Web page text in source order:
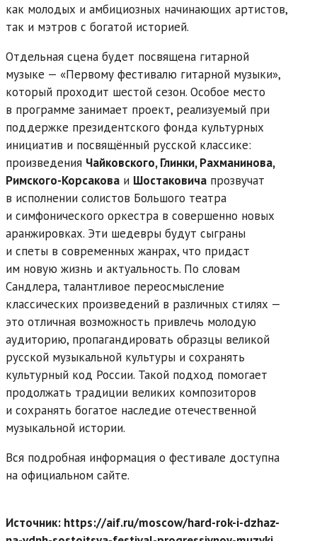
как молодых и амбициозных начинающих артистов,
так и мэтров с богатой историей.
Отдельная сцена будет посвящена гитарной
музыке — «Первому фестивалю гитарной музыки»,
который проходит шестой сезон. Особое место
в программе занимает проект, реализуемый при
поддержке президентского фонда культурных
инициатив и посвящённый русской классике:
произведения Чайковского, Глинки, Рахманинова,
Римского-Корсакова и Шостаковича прозвучат
в исполнении солистов Большого театра
и симфонического оркестра в совершенно новых
аранжировках. Эти шедевры будут сыграны
и спеты в современных жанрах, что придаст
им новую жизнь и актуальность. По словам
Сандлера, талантливое переосмысление
классических произведений в различных стилях —
это отличная возможность привлечь молодую
аудиторию, пропагандировать образцы великой
русской музыкальной культуры и сохранять
культурный код России. Такой подход помогает
продолжать традиции великих композиторов
и сохранять богатое наследие отечественной
музыкальной истории.
Вся подробная информация о фестивале доступна
на официальном сайте.
Источник: https://aif.ru/moscow/hard-rok-i-dzhaz-